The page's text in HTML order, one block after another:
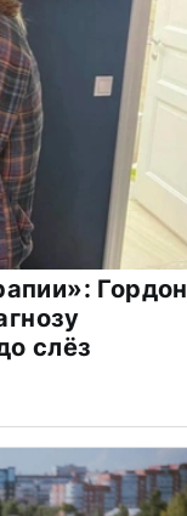
Гордон
слёз